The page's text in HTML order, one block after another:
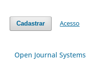
Cadastrar Acesso
Open Journal Systems